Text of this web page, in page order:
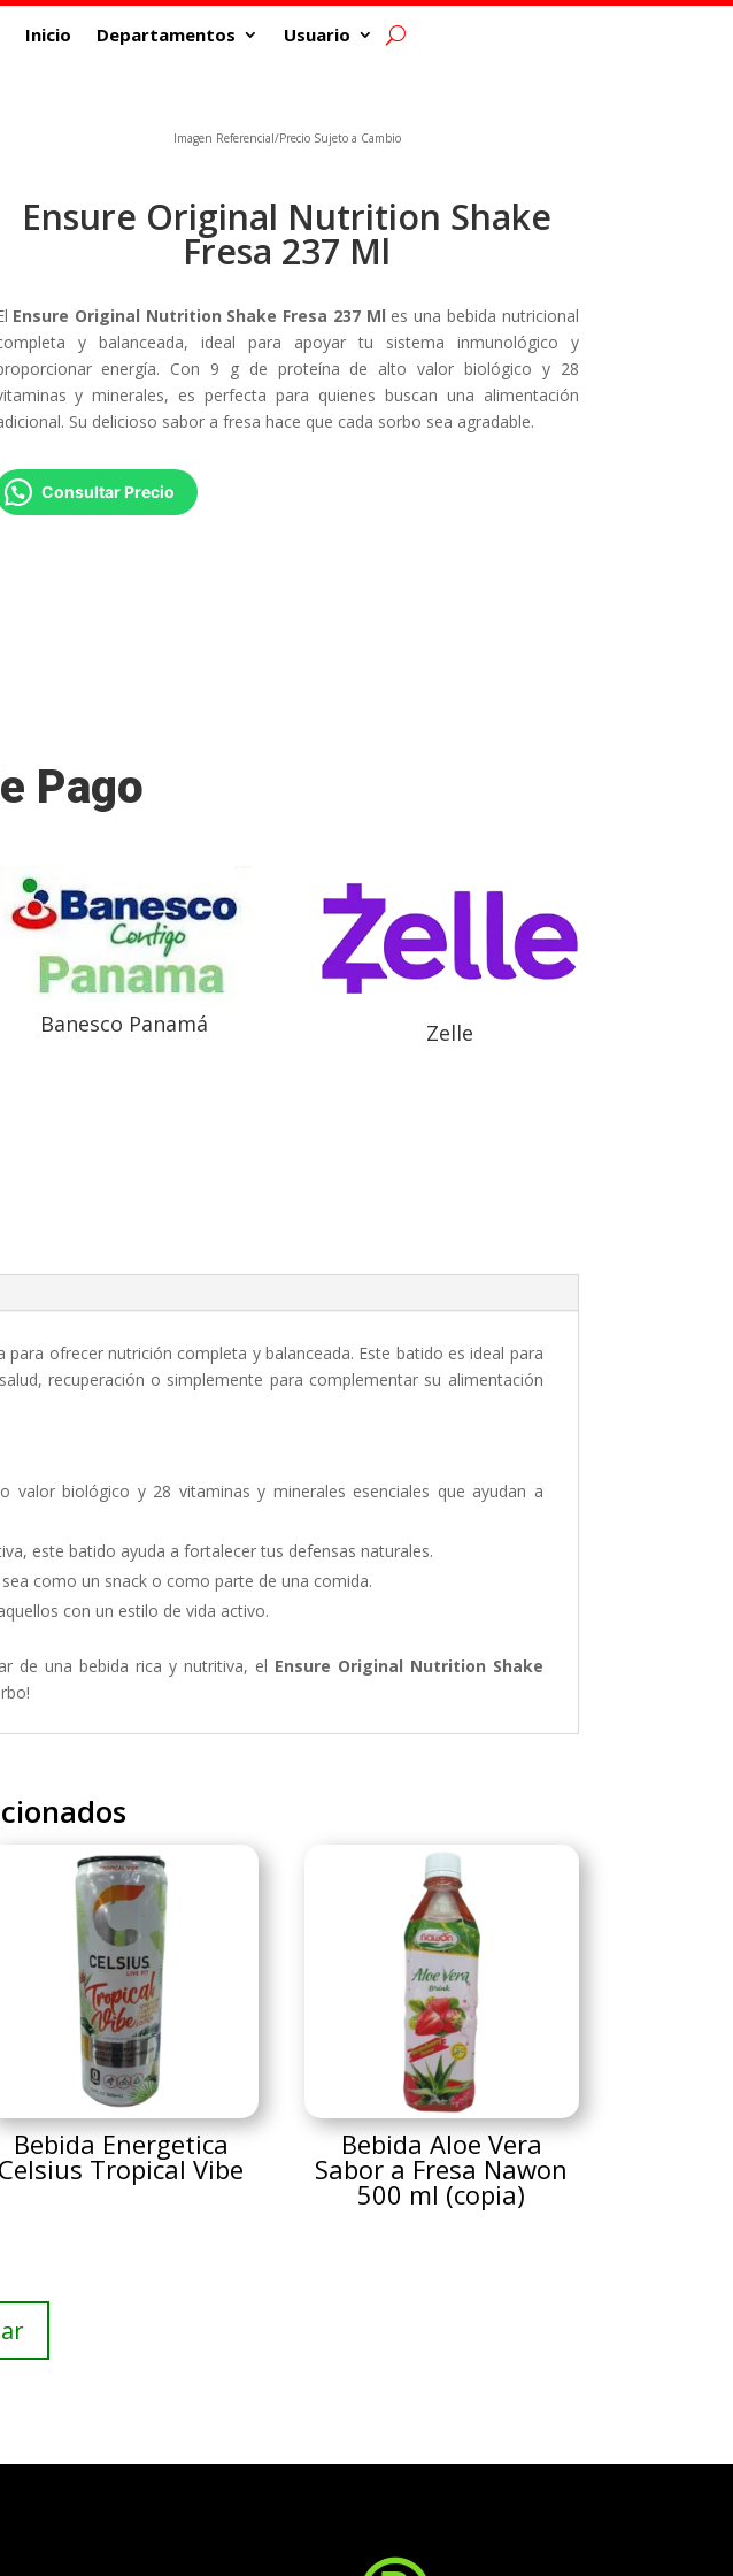
Inicio Departamentos Usuario
Imagen Referencial/Precio Sujeto a Cambio
Ensure Original Nutrition Shake
Fresa 237 Ml
Ensure Original Nutrition Shake Fresa 237 Ml es una bebida nutricional
y balanceada, ideal para apoyar tu sistema inmunológico y
energía. Con 9 g de proteína de alto valor biológico y 28
y minerales, es perfecta para quienes buscan una alimentación
Su delicioso sabor a fresa hace que cada sorbo sea agradable.
Consultar Precio
Pago
Banesco Panamá Zelle
para ofrecer nutrición completa y balanceada. Este batido es ideal para
recuperación o simplemente para complementar su alimentación
biológico y 28 vitaminas y minerales esenciales que ayudan a
este batido ayuda a fortalecer tus defensas naturales.
como un snack o como parte de una comida.
con un estilo de vida activo.
de una bebida rica y nutritiva, el Ensure Original Nutrition Shake
Bebida Energetica
Celsius Tropical Vibe
Bebida Aloe Vera
Sabor a Fresa Nawon
500 ml (copia)